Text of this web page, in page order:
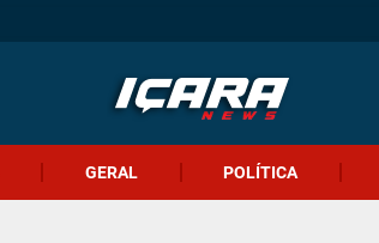
GERAL POLÍTICA